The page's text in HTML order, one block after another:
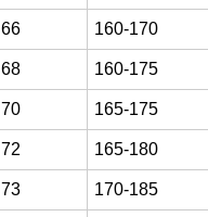
66 160-170
68 160-175
70 165-175
72 165-180
73 170-185